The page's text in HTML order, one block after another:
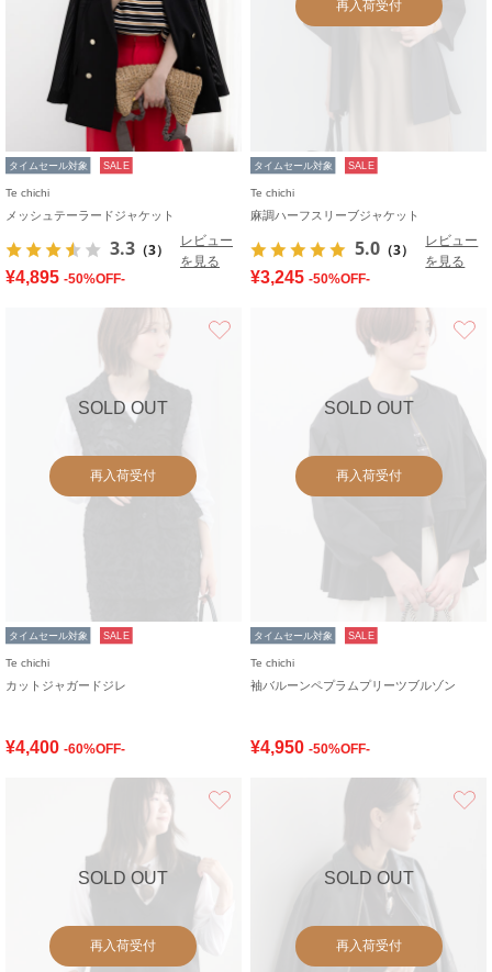
タイムセール対象 SALE
Te chichi
メッシュテーラードジャケット
3.3 （3）
レビュー
を見る
¥4,895 -50%OFF-
再入荷受付
タイムセール対象 SALE
Te chichi
麻調ハーフスリーブジャケット
5.0 （3）
レビュー
を見る
¥3,245 -50%OFF-
SOLD OUT
再入荷受付
タイムセール対象 SALE
Te chichi
カットジャガードジレ
¥4,400 -60%OFF-
SOLD OUT
再入荷受付
タイムセール対象 SALE
Te chichi
袖バルーンペプラムプリーツブルゾン
¥4,950 -50%OFF-
SOLD OUT
再入荷受付
SOLD OUT
再入荷受付